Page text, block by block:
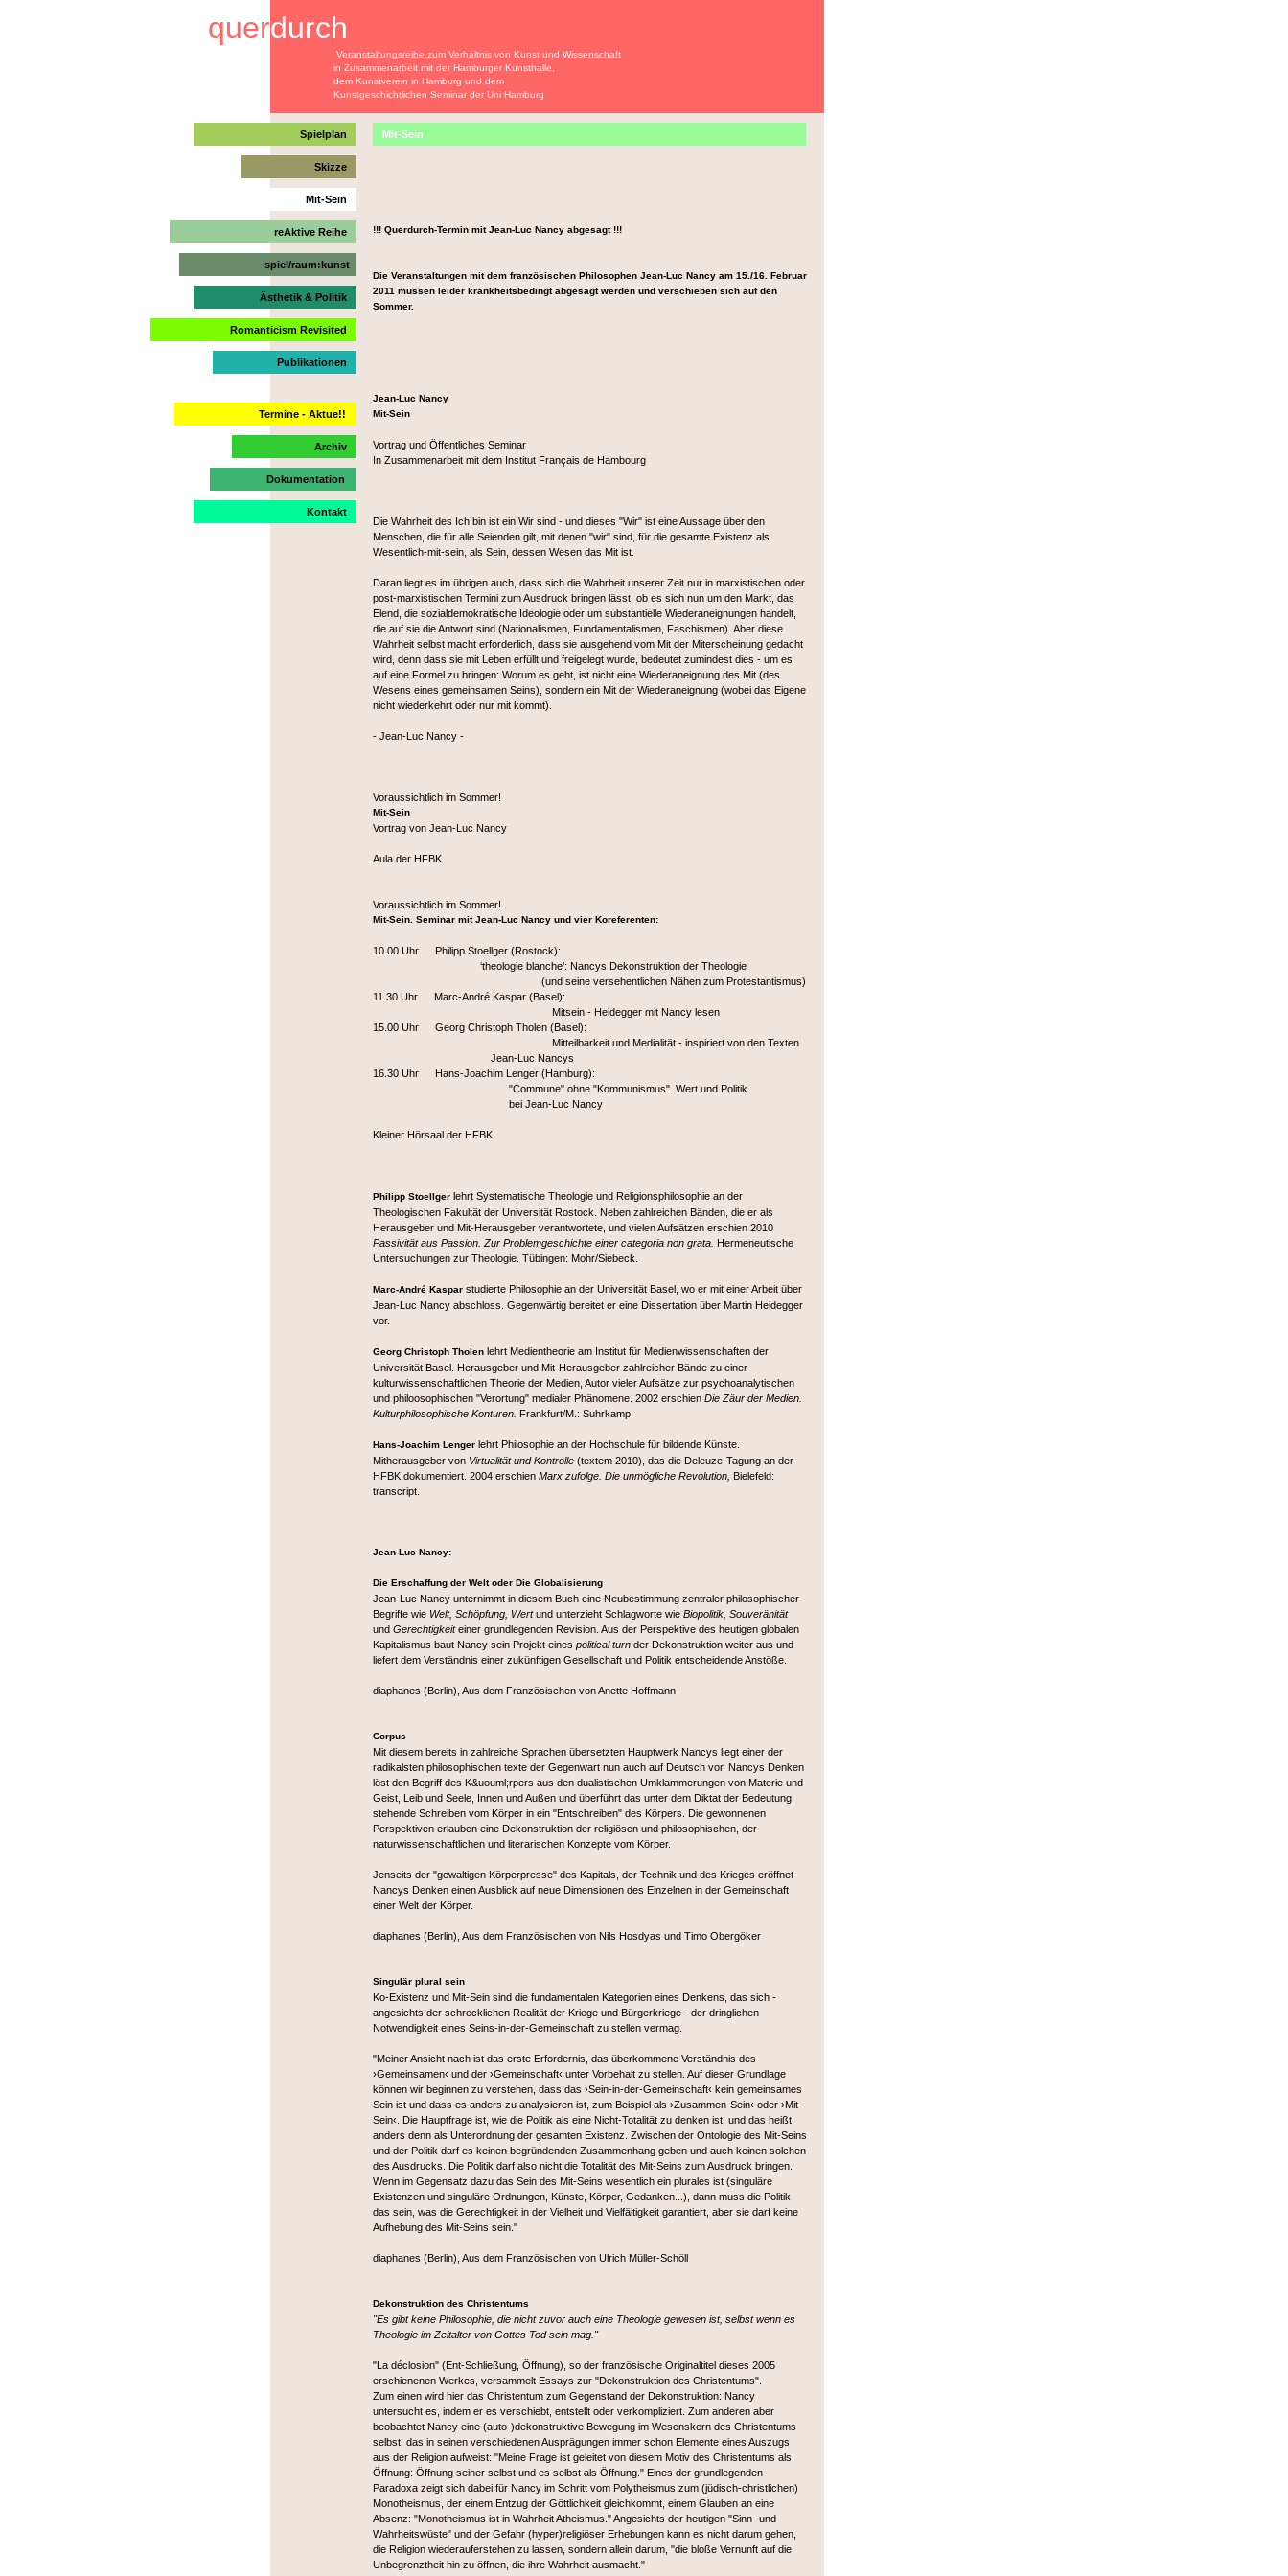
querdurch
Veranstaltungsreihe zum Verhältnis von Kunst und Wissenschaft
in Zusammenarbeit mit der Hamburger Kunsthalle,
dem Kunstverein in Hamburg und dem
Kunstgeschichtlichen Seminar der Uni Hamburg
Spielplan
Skizze
Mit-Sein
reAktive Reihe
spiel/raum:kunst
Ästhetik & Politik
Romanticism Revisited
Publikationen
Termine - Aktue!!
Archiv
Dokumentation
Kontakt
Mit-Sein
!!! Querdurch-Termin mit Jean-Luc Nancy abgesagt !!!
Die Veranstaltungen mit dem französischen Philosophen Jean-Luc Nancy am 15./16. Februar
2011 müssen leider krankheitsbedingt abgesagt werden und verschieben sich auf den
Sommer.
Jean-Luc Nancy
Mit-Sein
Vortrag und Öffentliches Seminar
In Zusammenarbeit mit dem Institut Français de Hambourg
Die Wahrheit des Ich bin ist ein Wir sind - und dieses "Wir" ist eine Aussage über den
Menschen, die für alle Seienden gilt, mit denen "wir" sind, für die gesamte Existenz als
Wesentlich-mit-sein, als Sein, dessen Wesen das Mit ist.
Daran liegt es im übrigen auch, dass sich die Wahrheit unserer Zeit nur in marxistischen oder
post-marxistischen Termini zum Ausdruck bringen lässt, ob es sich nun um den Markt, das
Elend, die sozialdemokratische Ideologie oder um substantielle Wiederaneignungen handelt,
die auf sie die Antwort sind (Nationalismen, Fundamentalismen, Faschismen). Aber diese
Wahrheit selbst macht erforderlich, dass sie ausgehend vom Mit der Miterscheinung gedacht
wird, denn dass sie mit Leben erfüllt und freigelegt wurde, bedeutet zumindest dies - um es
auf eine Formel zu bringen: Worum es geht, ist nicht eine Wiederaneignung des Mit (des
Wesens eines gemeinsamen Seins), sondern ein Mit der Wiederaneignung (wobei das Eigene
nicht wiederkehrt oder nur mit kommt).
- Jean-Luc Nancy -
Voraussichtlich im Sommer!
Mit-Sein
Vortrag von Jean-Luc Nancy
Aula der HFBK
Voraussichtlich im Sommer!
Mit-Sein. Seminar mit Jean-Luc Nancy und vier Koreferenten:
10.00 Uhr Philipp Stoellger (Rostock):
‘theologie blanche’: Nancys Dekonstruktion der Theologie
(und seine versehentlichen Nähen zum Protestantismus)
11.30 Uhr Marc-André Kaspar (Basel):
Mitsein - Heidegger mit Nancy lesen
15.00 Uhr Georg Christoph Tholen (Basel):
Mitteilbarkeit und Medialität - inspiriert von den Texten
Jean-Luc Nancys
16.30 Uhr Hans-Joachim Lenger (Hamburg):
"Commune" ohne "Kommunismus". Wert und Politik
bei Jean-Luc Nancy
Kleiner Hörsaal der HFBK
Philipp Stoellger lehrt Systematische Theologie und Religionsphilosophie an der
Theologischen Fakultät der Universität Rostock. Neben zahlreichen Bänden, die er als
Herausgeber und Mit-Herausgeber verantwortete, und vielen Aufsätzen erschien 2010
Passivität aus Passion. Zur Problemgeschichte einer categoria non grata. Hermeneutische
Untersuchungen zur Theologie. Tübingen: Mohr/Siebeck.
Marc-André Kaspar studierte Philosophie an der Universität Basel, wo er mit einer Arbeit über
Jean-Luc Nancy abschloss. Gegenwärtig bereitet er eine Dissertation über Martin Heidegger
vor.
Georg Christoph Tholen lehrt Medientheorie am Institut für Medienwissenschaften der
Universität Basel. Herausgeber und Mit-Herausgeber zahlreicher Bände zu einer
kulturwissenschaftlichen Theorie der Medien, Autor vieler Aufsätze zur psychoanalytischen
und philoosophischen "Verortung" medialer Phänomene. 2002 erschien Die Zäur der Medien.
Kulturphilosophische Konturen. Frankfurt/M.: Suhrkamp.
Hans-Joachim Lenger lehrt Philosophie an der Hochschule für bildende Künste.
Mitherausgeber von Virtualität und Kontrolle (textem 2010), das die Deleuze-Tagung an der
HFBK dokumentiert. 2004 erschien Marx zufolge. Die unmögliche Revolution, Bielefeld:
transcript.
Jean-Luc Nancy:
Die Erschaffung der Welt oder Die Globalisierung
Jean-Luc Nancy unternimmt in diesem Buch eine Neubestimmung zentraler philosophischer
Begriffe wie Welt, Schöpfung, Wertund unterzieht Schlagworte wie Biopolitik, Souveränität
und Gerechtigkeiteiner grundlegenden Revision. Aus der Perspektive des heutigen globalen
Kapitalismus baut Nancy sein Projekt eines political turn der Dekonstruktion weiter aus und
liefert dem Verständnis einer zukünftigen Gesellschaft und Politik entscheidende Anstöße.
diaphanes (Berlin), Aus dem Französischen von Anette Hoffmann
Corpus
Mit diesem bereits in zahlreiche Sprachen übersetzten Hauptwerk Nancys liegt einer der
radikalsten philosophischen texte der Gegenwart nun auch auf Deutsch vor. Nancys Denken
löst den Begriff des K&uouml;rpers aus den dualistischen Umklammerungen von Materie und
Geist, Leib und Seele, Innen und Außen und überführt das unter dem Diktat der Bedeutung
stehende Schreiben vom Körper in ein "Entschreiben" des Körpers. Die gewonnenen
Perspektiven erlauben eine Dekonstruktion der religiösen und philosophischen, der
naturwissenschaftlichen und literarischen Konzepte vom Körper.
Jenseits der "gewaltigen Körperpresse" des Kapitals, der Technik und des Krieges eröffnet
Nancys Denken einen Ausblick auf neue Dimensionen des Einzelnen in der Gemeinschaft
einer Welt der Körper.
diaphanes (Berlin), Aus dem Französischen von Nils Hosdyas und Timo Obergöker
Singulär plural sein
Ko-Existenz und Mit-Sein sind die fundamentalen Kategorien eines Denkens, das sich -
angesichts der schrecklichen Realität der Kriege und Bürgerkriege - der dringlichen
Notwendigkeit eines Seins-in-der-Gemeinschaft zu stellen vermag.
"Meiner Ansicht nach ist das erste Erfordernis, das überkommene Verständnis des
›Gemeinsamen‹ und der ›Gemeinschaft‹ unter Vorbehalt zu stellen. Auf dieser Grundlage
können wir beginnen zu verstehen, dass das ›Sein-in-der-Gemeinschaft‹ kein gemeinsames
Sein ist und dass es anders zu analysieren ist, zum Beispiel als ›Zusammen-Sein‹ oder ›Mit-
Sein‹. Die Hauptfrage ist, wie die Politik als eine Nicht-Totalität zu denken ist, und das heißt
anders denn als Unterordnung der gesamten Existenz. Zwischen der Ontologie des Mit-Seins
und der Politik darf es keinen begründenden Zusammenhang geben und auch keinen solchen
des Ausdrucks. Die Politik darf also nicht die Totalität des Mit-Seins zum Ausdruck bringen.
Wenn im Gegensatz dazu das Sein des Mit-Seins wesentlich ein plurales ist (singuläre
Existenzen und singuläre Ordnungen, Künste, Körper, Gedanken...), dann muss die Politik
das sein, was die Gerechtigkeit in der Vielheit und Vielfältigkeit garantiert, aber sie darf keine
Aufhebung des Mit-Seins sein."
diaphanes (Berlin), Aus dem Französischen von Ulrich Müller-Schöll
Dekonstruktion des Christentums
"Es gibt keine Philosophie, die nicht zuvor auch eine Theologie gewesen ist, selbst wenn es
Theologie im Zeitalter von Gottes Tod sein mag."
"La déclosion" (Ent-Schließung, Öffnung), so der französische Originaltitel dieses 2005
erschienenen Werkes, versammelt Essays zur "Dekonstruktion des Christentums".
Zum einen wird hier das Christentum zum Gegenstand der Dekonstruktion: Nancy
untersucht es, indem er es verschiebt, entstellt oder verkompliziert. Zum anderen aber
beobachtet Nancy eine (auto-)dekonstruktive Bewegung im Wesenskern des Christentums
selbst, das in seinen verschiedenen Ausprägungen immer schon Elemente eines Auszugs
aus der Religion aufweist: "Meine Frage ist geleitet von diesem Motiv des Christentums als
Öffnung: Öffnung seiner selbst und es selbst als Öffnung." Eines der grundlegenden
Paradoxa zeigt sich dabei für Nancy im Schritt vom Polytheismus zum (jüdisch-christlichen)
Monotheismus, der einem Entzug der Göttlichkeit gleichkommt, einem Glauben an eine
Absenz: "Monotheismus ist in Wahrheit Atheismus." Angesichts der heutigen "Sinn- und
Wahrheitswüste" und der Gefahr (hyper)religiöser Erhebungen kann es nicht darum gehen,
die Religion wiederauferstehen zu lassen, sondern allein darum, "die bloße Vernunft auf die
Unbegrenztheit hin zu öffnen, die ihre Wahrheit ausmacht."